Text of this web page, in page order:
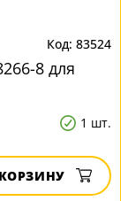
83524
8 для
1 шт.